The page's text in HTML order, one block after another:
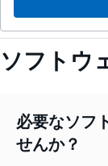
ソフトウ
必要なソフ
せんか？